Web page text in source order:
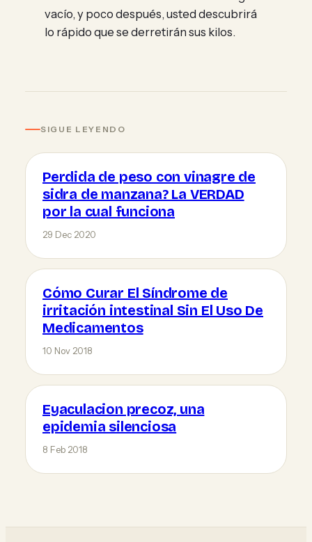
vacío, y poco después, usted descubrirá
lo rápido que se derretirán sus kilos.
SIGUE LEYENDO
Perdida de peso con vinagre de
sidra de manzana? La VERDAD
por la cual funciona
29 Dec 2020
Cómo Curar El Síndrome de
irritación intestinal Sin El Uso De
Medicamentos
10 Nov 2018
Eyaculacion precoz, una
epidemia silenciosa
8 Feb 2018